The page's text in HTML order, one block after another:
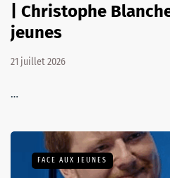
| Christophe
jeunes
21 juillet 2026
…
FACE AUX JEUNES